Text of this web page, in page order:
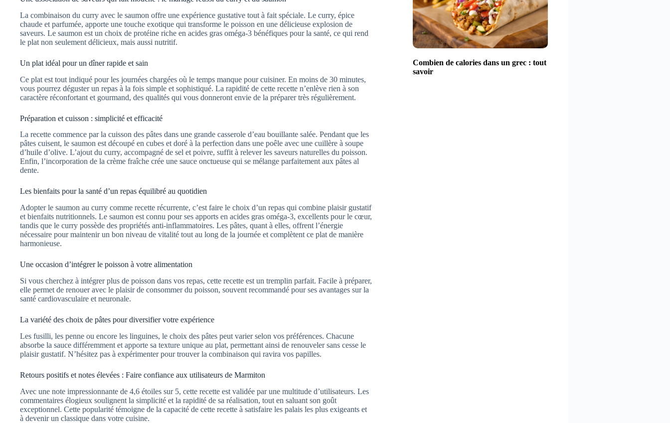
La combinaison du curry avec le saumon offre une expérience gustative tout à fait spéciale. Le curry, épice
chaude et parfumée, apporte une touche exotique qui transforme le poisson en une délicieuse explosion de
saveurs. Le saumon est un choix de protéine riche en acides gras oméga-3 bénéfiques pour la santé, ce qui rend
le plat non seulement délicieux, mais aussi nutritif.
Un plat idéal pour un dîner rapide et sain
Ce plat est tout indiqué pour les journées chargées où le temps manque pour cuisiner. En moins de 30 minutes,
vous pourrez déguster un repas à la fois simple et sophistiqué. La rapidité de cette recette n’enlève rien à son
caractère réconfortant et gourmand, des qualités qui vous donneront envie de la préparer très régulièrement.
Préparation et cuisson : simplicité et efficacité
La recette commence par la cuisson des pâtes dans une grande casserole d’eau bouillante salée. Pendant que les
pâtes cuisent, le saumon est découpé en cubes et doré à la perfection dans une poêle avec une cuillère à soupe
d’huile d’olive. L’ajout du curry, accompagné de sel et poivre, suffit à relever les saveurs naturelles du poisson.
Enfin, l’incorporation de la crème fraîche crée une sauce onctueuse qui se mélange parfaitement aux pâtes al
dente.
Les bienfaits pour la santé d’un repas équilibré au quotidien
Adopter le saumon au curry comme recette récurrente, c’est faire le choix d’un repas qui combine plaisir gustatif
et bienfaits nutritionnels. Le saumon est connu pour ses apports en acides gras oméga-3, excellents pour le cœur,
tandis que le curry possède des propriétés anti-inflammatoires. Les pâtes, quant à elles, offrent l’énergie
nécessaire pour maintenir un bon niveau de vitalité tout au long de la journée et complètent ce plat de manière
harmonieuse.
Une occasion d’intégrer le poisson à votre alimentation
Si vous cherchez à intégrer plus de poisson dans vos repas, cette recette est un tremplin parfait. Facile à préparer,
elle permet de renouer avec le plaisir de consommer du poisson, souvent recommandé pour ses avantages sur la
santé cardiovasculaire et neuronale.
La variété des choix de pâtes pour diversifier votre expérience
Les fusilli, les penne ou encore les linguines, le choix des pâtes peut varier selon vos préférences. Chacune
absorbe la sauce différemment et apporte sa texture unique au plat, permettant ainsi de renouveler sans cesse le
plaisir gustatif. N’hésitez pas à expérimenter pour trouver la combinaison qui ravira vos papilles.
Retours positifs et notes élevées : Faire confiance aux utilisateurs de Marmiton
Avec une note impressionnante de 4,6 étoiles sur 5, cette recette est validée par une multitude d’utilisateurs. Les
commentaires élogieux soulignent la simplicité et la rapidité de sa réalisation, tout en saluant son goût
exceptionnel. Cette popularité témoigne de la capacité de cette recette à satisfaire les palais les plus exigeants et
à devenir un classique dans votre cuisine.
Combien de calories dans un grec : tout
savoir